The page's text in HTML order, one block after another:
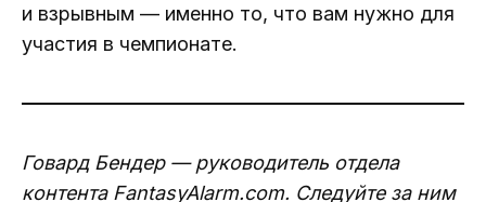
и взрывным — именно то, что вам нужно для
участия в чемпионате.
Говард Бендер — руководитель отдела
контента FantasyAlarm.com. Следуйте за ним